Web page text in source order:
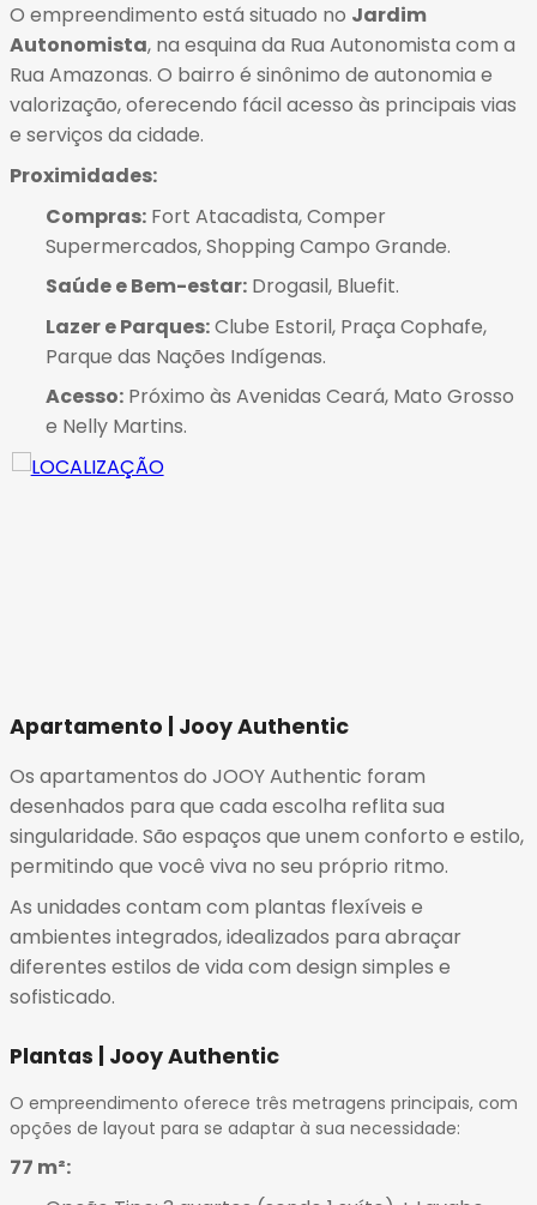
O empreendimento está situado no Jardim
Autonomista, na esquina da Rua Autonomista com a
Rua Amazonas. O bairro é sinônimo de autonomia e
valorização, oferecendo fácil acesso às principais vias
e serviços da cidade.
Proximidades:
Compras: Fort Atacadista, Comper
Supermercados, Shopping Campo Grande.
Saúde e Bem-estar: Drogasil, Bluefit.
Lazer e Parques:Clube Estoril, Praça Cophafe,
Parque das Nações Indígenas.
Acesso: Próximo às Avenidas Ceará, Mato Grosso
e Nelly Martins.
Apartamento | Jooy Authentic
Os apartamentos do JOOY Authentic foram
desenhados para que cada escolha reflita sua
singularidade. São espaços que unem conforto e estilo,
permitindo que você viva no seu próprio ritmo.
As unidades contam com plantas flexíveis e
ambientes integrados, idealizados para abraçar
diferentes estilos de vida com design simples e
sofisticado.
Plantas | Jooy Authentic
O empreendimento oferece três metragens principais, com
opções de layout para se adaptar à sua necessidade:
77 m²: